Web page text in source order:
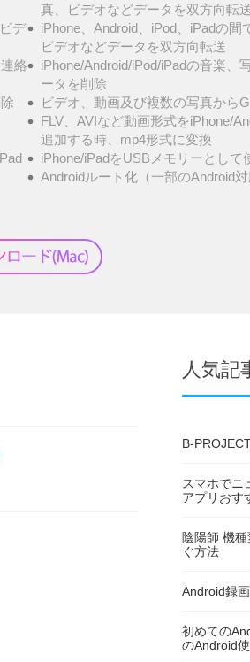
真、ビデオなどデータを双方向転
デ
iPhone、Android、iPod、iPadの間
ビデオなどデータを双方向転送
絡
iPhone/Android/iPod/iPadの音楽、
ータを削除
ビデオ、動画及び複数の写真から
FLV、AVIなど動画形式をiPhone/
追加する時、mp4形式に変換
iPhone/iPadをUSBメモリーとして
Androidルート化（一部のAndroid対
人気記
B-
スマホでニ
アプリおす
陰陽師 機
ぐ方法
Android録
初めての
のAndroid